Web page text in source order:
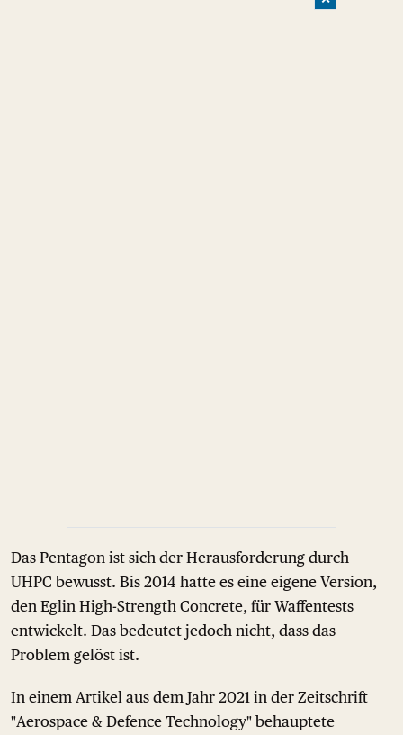
Das Pentagon ist sich der Herausforderung durch
UHPC bewusst. Bis 2014 hatte es eine eigene Version,
den Eglin High-Strength Concrete, für Waffentests
entwickelt. Das bedeutet jedoch nicht, dass das
Problem gelöst ist.
In einem Artikel aus dem Jahr 2021 in der Zeitschrift
"Aerospace & Defence Technology" behauptete